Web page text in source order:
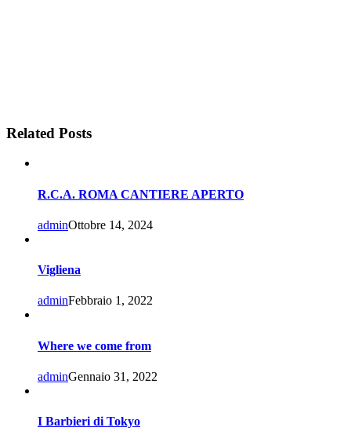
Related Posts
R.C.A. ROMA CANTIERE APERTO
adminOttobre 14, 2024
Vigliena
adminFebbraio 1, 2022
Where we come from
adminGennaio 31, 2022
I Barbieri di Tokyo